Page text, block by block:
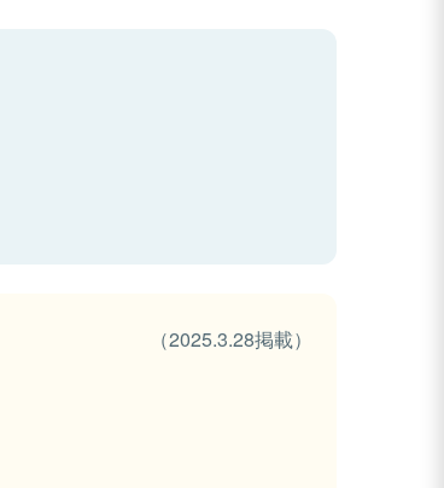
（2025.3.28掲載）